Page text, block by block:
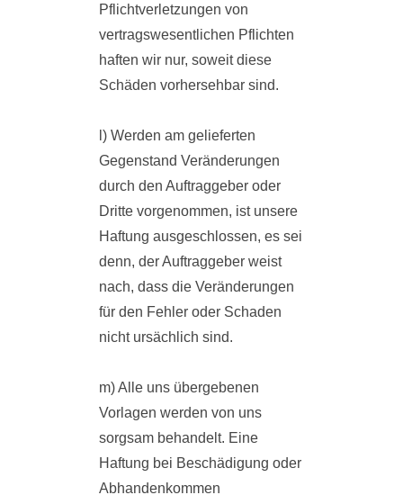
Pflichtverletzungen von
vertragswesentlichen Pflichten
haften wir nur, soweit diese
Schäden vorhersehbar sind.
l) Werden am gelieferten
Gegenstand Veränderungen
durch den Auftraggeber oder
Dritte vorgenommen, ist unsere
Haftung ausgeschlossen, es sei
denn, der Auftraggeber weist
nach, dass die Veränderungen
für den Fehler oder Schaden
nicht ursächlich sind.
m) Alle uns übergebenen
Vorlagen werden von uns
sorgsam behandelt. Eine
Haftung bei Beschädigung oder
Abhandenkommen